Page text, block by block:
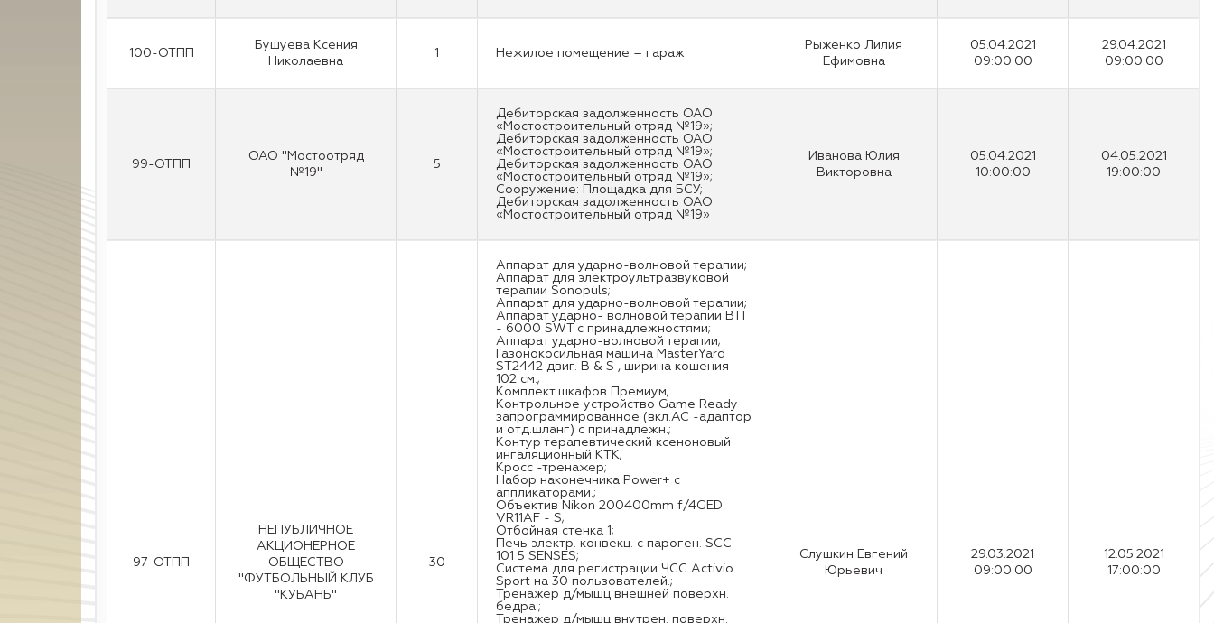
100-ОТПП
Бушуева Ксения
Николаевна
1 Нежилое помещение – гараж
Рыженко Лилия
Ефимовна
05.04.2021
09:00:00
29.04.2021
09:00:00
99-ОТПП
ОАО "Мостоотряд
№19"
5
Дебиторская задолженность ОАО
«Мостостроительный отряд №19»;
Дебиторская задолженность ОАО
«Мостостроительный отряд №19»;
Дебиторская задолженность ОАО
«Мостостроительный отряд №19»;
Сооружение: Площадка для БСУ;
Дебиторская задолженность ОАО
«Мостостроительный отряд №19»
Иванова Юлия
Викторовна
05.04.2021
10:00:00
04.05.2021
19:00:00
97-ОТПП
НЕПУБЛИЧНОЕ
АКЦИОНЕРНОЕ
ОБЩЕСТВО
"ФУТБОЛЬНЫЙ КЛУБ
"КУБАНЬ"
30
Аппарат для ударно-волновой терапии;
Аппарат для электроультразвуковой
терапии Sonopuls;
Аппарат для ударно-волновой терапии;
Аппарат ударно- волновой терапии BTI
- 6000 SWT с принадлежностями;
Аппарат ударно-волновой терапии;
Газонокосильная машина MasterYard
ST2442 двиг. B & S , ширина кошения
102 см.;
Комплект шкафов Премиум;
Контрольное устройство Game Ready
запрограммированное (вкл.АС -адаптор
и отд.шланг) с принадлежн.;
Контур терапевтический ксеноновый
ингаляционный KTK;
Кросс -тренажер;
Набор наконечника Power+ с
аппликаторами.;
Объектив Nikon 200400mm f/4GED
VR11AF - S;
Отбойная стенка 1;
Печь электр. конвекц. с пароген. SCC
101 5 SENSES;
Система для регистрации ЧСС Aсtivio
Sport на 30 пользователей.;
Тренажер д/мышц внешней поверхн.
бедра.;
Тренажер д/мышц внутрен. поверхн.
Слушкин Евгений
Юрьевич
29.03.2021
09:00:00
12.05.2021
17:00:00